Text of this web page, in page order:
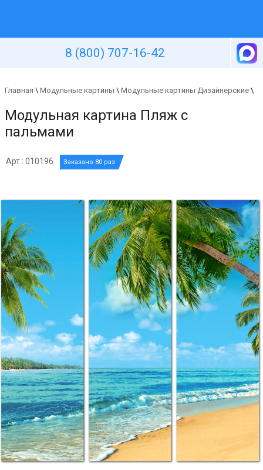
8 (800) 707-16-42
Главная \ Модульные картины \ Модульные картины Дизайнерские \
Модульная картина Пляж с
пальмами
Арт.: 010196 Заказано 80 раз